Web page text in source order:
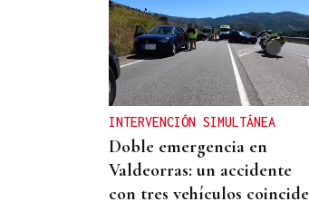
INTERVENCIÓN SIMULTÁNEA
Doble emergencia en
Valdeorras: un accidente
con tres vehículos coincide